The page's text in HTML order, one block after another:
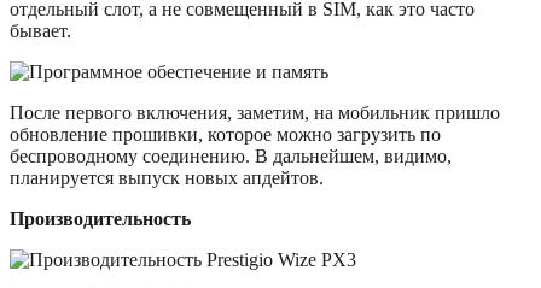
отдельный слот, а не совмещенный в SIM, как это часто
бывает.
После первого включения, заметим, на мобильник пришло
обновление прошивки, которое можно загрузить по
беспроводному соединению. В дальнейшем, видимо,
планируется выпуск новых апдейтов.
Производительность